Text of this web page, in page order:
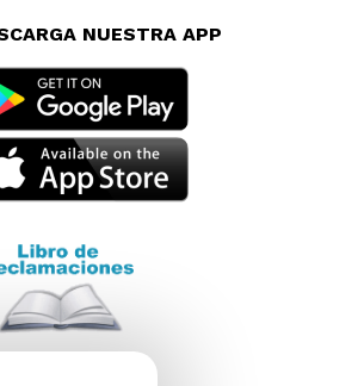
NUESTRA APP